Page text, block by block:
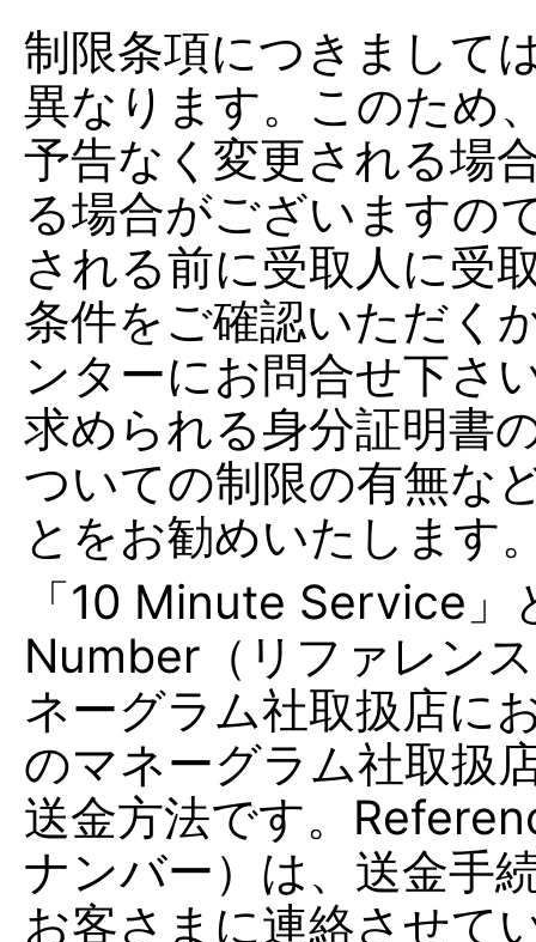
制限条項につきまして
異なります。このため
予告なく変更される場
る場合がございますの
される前に受取人に受
条件をご確認いただく
ンターにお問合せ下さ
求められる身分証明書
ついての制限の有無な
とをお勧めいたします
「10 Minute Service
Number（リファレン
ネーグラム社取扱店に
のマネーグラム社取扱
送金方法です。
ナンバー）は、送金手
お客さまに連絡させて